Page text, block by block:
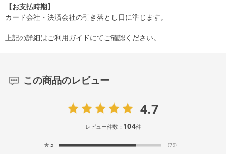
【お支払時期】
カード会社・決済会社の引き落とし日に準じます。
上記の詳細はご利用ガイドにてご確認ください。
この商品のレビュー
4.7
レビュー件数： 104件
★ 5 (79)